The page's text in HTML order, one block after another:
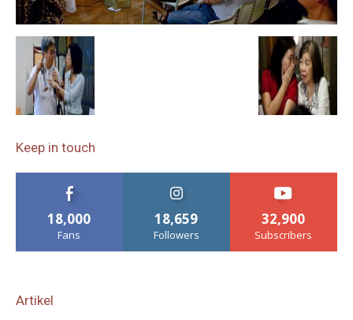
Keep in touch
18,000
Fans
18,659
Followers
32,900
Subscribers
Artikel